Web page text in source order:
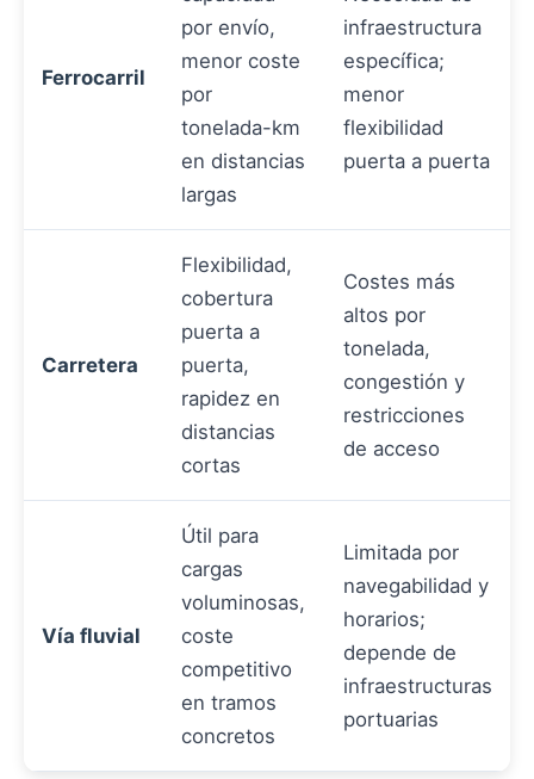
Ferrocarril
por envío,
menor coste
por
tonelada-km
en distancias
largas
infraestructura
específica;
menor
flexibilidad
puerta a puerta
Carretera
Flexibilidad,
cobertura
puerta a
puerta,
rapidez en
distancias
cortas
Costes más
altos por
tonelada,
congestión y
restricciones
de acceso
Vía fluvial
Útil para
cargas
voluminosas,
coste
competitivo
en tramos
concretos
Limitada por
navegabilidad y
horarios;
depende de
infraestructuras
portuarias